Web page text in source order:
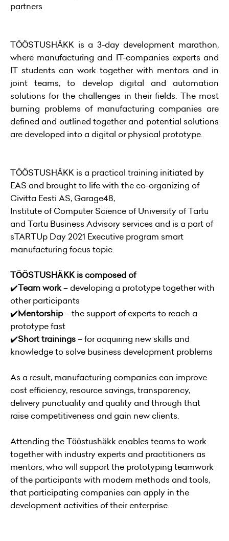
partners
TÖÖSTUSHÄKK is a 3-day development marathon,
where manufacturing and IT-companies experts and
IT students can work together with mentors and in
joint teams, to develop digital and automation
solutions for the challenges in their fields. The most
burning problems of manufacturing companies are
defined and outlined together and potential solutions
are developed into a digital or physical prototype.
TÖÖSTUSHÄKK is a practical training initiated by
EAS and brought to life with the co-organizing of
Civitta Eesti AS, Garage48,
Institute of Computer Science of University of Tartu
and Tartu Business Advisory services and is a part of
sTARTUp Day 2021 Executive program smart
manufacturing focus topic.
TÖÖSTUSHÄKK is composed of
✔️Team work– developing a prototype together with
other participants
✔️Mentorship– the support of experts to reach a
prototype fast
✔️Short trainings– for acquiring new skills and
knowledge to solve business development problems
As a result, manufacturing companies can improve
cost efficiency, resource savings, transparency,
delivery punctuality and quality and through that
raise competitiveness and gain new clients.
Attending the Tööstushäkk enables teams to work
together with industry experts and practitioners as
mentors, who will support the prototyping teamwork
of the participants with modern methods and tools,
that participating companies can apply in the
development activities of their enterprise.